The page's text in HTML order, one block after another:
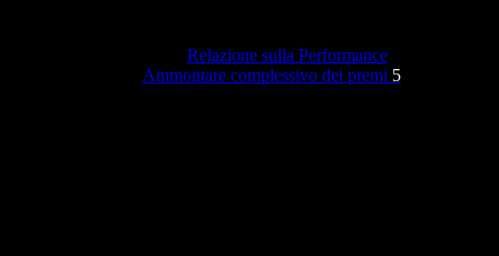
Relazione sulla Performance
Ammontare complessivo dei premi 5